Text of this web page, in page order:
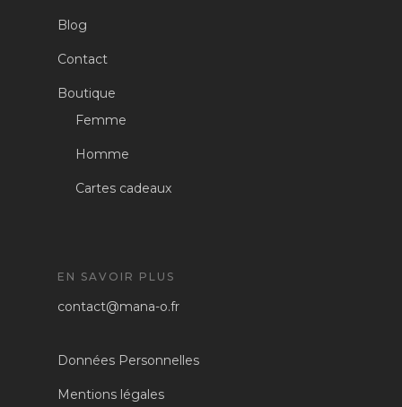
Blog
Contact
Boutique
Femme
Homme
Cartes cadeaux
EN SAVOIR PLUS
contact@mana-o.fr
Données Personnelles
Mentions légales